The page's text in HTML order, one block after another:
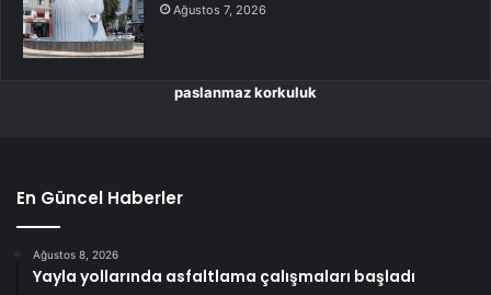
Ağustos 7, 2026
paslanmaz korkuluk
En Güncel Haberler
Ağustos 8, 2026
Yayla yollarında asfaltlama çalışmaları başladı